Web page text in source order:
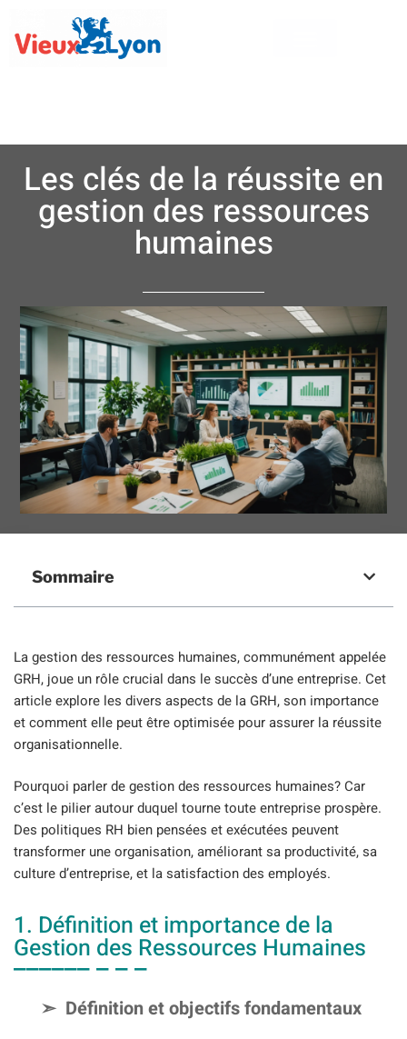
Les clés de la réussite en
gestion des ressources
humaines
Sommaire
La gestion des ressources humaines, communément appelée
GRH, joue un rôle crucial dans le succès d’une entreprise. Cet
article explore les divers aspects de la GRH, son importance
et comment elle peut être optimisée pour assurer la réussite
organisationnelle.
Pourquoi parler de gestion des ressources humaines? Car
c’est le pilier autour duquel tourne toute entreprise prospère.
Des politiques RH bien pensées et exécutées peuvent
transformer une organisation, améliorant sa productivité, sa
culture d’entreprise, et la satisfaction des employés.
1. Définition et importance de la
Gestion des Ressources Humaines
Définition et objectifs fondamentaux